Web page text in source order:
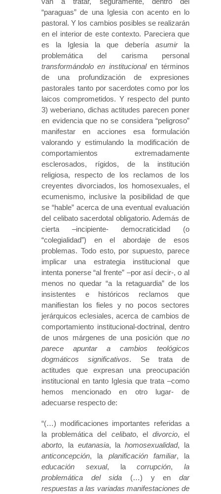
“paraguas” de una Iglesia con acento en lo
pastoral. Y los cambios posibles se realizarán
en el interior de este contexto. Pareciera que
es la Iglesia la que debería asumirla
problemática del carisma personal
transformándolo en institucionalen términos
de una profundización de expresiones
pastorales tanto por sacerdotes como por los
laicos comprometidos. Y respecto del punto
3) weberiano, dichas actitudes parecen poner
en evidencia que no se considera “peligroso”
manifestar en acciones esa formulación
valorando y estimulando la modificación de
comportamientos extremadamente
esclerosados, rígidos, de la institución
religiosa, respecto de los reclamos de los
creyentes divorciados, los homosexuales, el
ecumenismo, inclusive la posibilidad de que
se “hable” acerca de una eventual evaluación
del celibato sacerdotal obligatorio. Además de
cierta –incipiente- democraticidad (o
“colegialidad”) en el abordaje de esos
problemas. Todo esto, por supuesto, parece
implicar una estrategia institucional que
intenta ponerse “al frente” –por así decir-, o al
menos no quedar “a la retaguardia” de los
insistentes e históricos reclamos que
manifiestan los fieles y no pocos sectores
jerárquicos eclesiales, acerca de cambios de
comportamiento institucional-doctrinal, dentro
de unos márgenes de una posición que no
parece apuntar a cambios teológicos
dogmáticos significativos. Se trata de
actitudes que expresan una preocupación
institucional en tanto Iglesia que trata –como
hemos mencionado en otro lugar- de
adecuarse respecto de:
“(…) modificaciones importantes referidas a
la problemática del celibato, el divorcio, el
aborto, la eutanasia, lahomosexualidad, la
anticoncepción, la planificación familiar, la
educación sexual, lacorrupción, la
problemática del sida (…) y endar
respuestas a las variadas manifestaciones de